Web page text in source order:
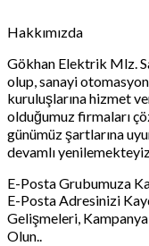
Hakkımızda
Gökhan Elektrik Mlz.
olup, sanayi
kuruluşlarına hizmet
olduğumuz firmaları
günümüz şartlarına
devamlı
E-Posta Grubumuza
E-Posta Adresinizi
Gelişmeleri,
Olun..